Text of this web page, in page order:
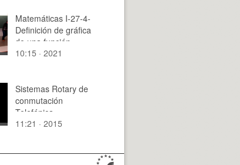
Matemáticas I-27-4-
Definición de gráfica
de una función
10:15 · 2021
Sistemas Rotary de
conmutación
Telefónica
11:21 · 2015